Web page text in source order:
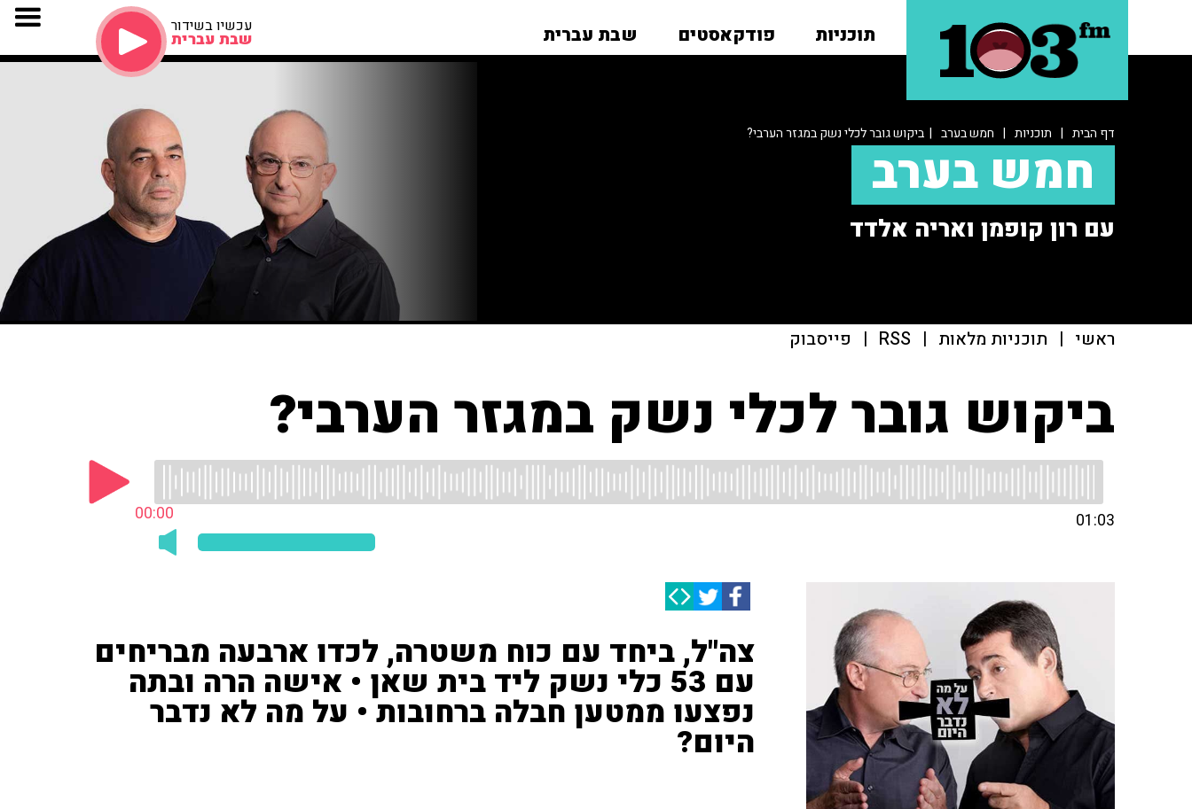
תוכניות פודקאסטים שבת עברית עכשיו בשידור
שבת עברית
דף הבית | תוכניות | חמש בערב | ביקוש גובר לכלי נשק במגזר הערבי?
חמש בערב
עם רון קופמן ואריה אלדד
ראשי | תוכניות מלאות |
RSS
| פייסבוק
ביקוש גובר לכלי נשק במגזר הערבי?
00:00 01:03
צה"ל, ביחד עם כוח משטרה, לכדו ארבעה מבריחים
עם 53 כלי נשק ליד בית שאן • אישה הרה ובתה
נפצעו ממטען חבלה ברחובות • על מה לא נדבר
היום?